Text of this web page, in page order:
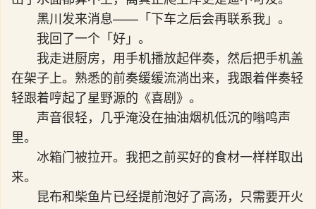
黑川发来消息——「下车之后会再联系我」。
我回了一个「好」。
我走进厨房，用手机播放起伴奏，然后把手机盖
在架子上。熟悉的前奏缓缓流淌出来，我跟着伴奏轻
轻跟着哼起了星野源的《喜剧》。
声音很轻，几乎淹没在抽油烟机低沉的嗡鸣声
里。
冰箱门被拉开。我把之前买好的食材一样样取出
来。
昆布和柴鱼片已经提前泡好了高汤，只需要开火